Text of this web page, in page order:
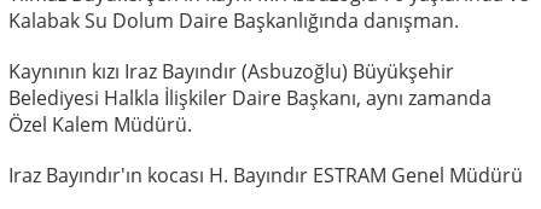
Kalabak Su Dolum Daire Başkanlığında danışman.
Kaynının kızı Iraz Bayındır (Asbuzoğlu) Büyükşehir
Belediyesi Halkla İlişkiler Daire Başkanı, aynı zamanda
Özel Kalem Müdürü.
Iraz Bayındır'ın kocası H. Bayındır ESTRAM Genel Müdürü